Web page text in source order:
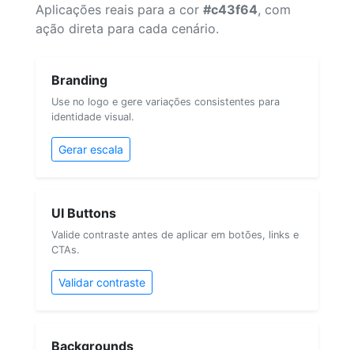
Aplicações reais para a cor #c43f64, com
ação direta para cada cenário.
Branding
Use no logo e gere variações consistentes para
identidade visual.
Gerar escala
UI Buttons
Valide contraste antes de aplicar em botões, links e
CTAs.
Validar contraste
Backgrounds